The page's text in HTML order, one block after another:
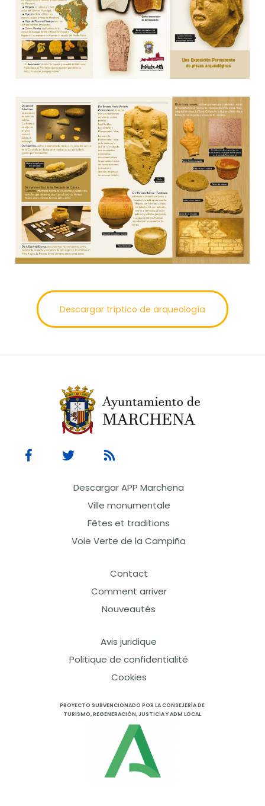
Descargar tríptico de arqueología
Descargar APP Marchena
Ville monumentale
Fêtes et traditions
Voie Verte de la Campiña
Contact
Comment arriver
Nouveautés
Avis juridique
Politique de confidentialité
Cookies
PROYECTO SUBVENCIONADO POR LA CONSEJERÍA DE
TURISMO, REGENERACIÓN, JUSTICIA Y ADM LOCAL